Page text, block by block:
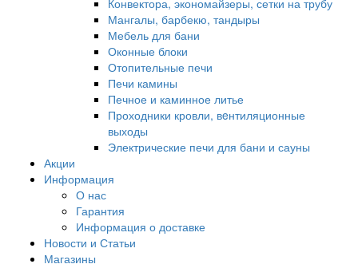
Конвектора, экономайзеры, сетки на трубу
Мангалы, барбекю, тандыры
Мебель для бани
Оконные блоки
Отопительные печи
Печи камины
Печное и каминное литье
Проходники кровли, вeнтиляционные
выходы
Электрические печи для бани и сауны
Акции
Информация
О нас
Гарантия
Информация о доставке
Новости и Статьи
Магазины